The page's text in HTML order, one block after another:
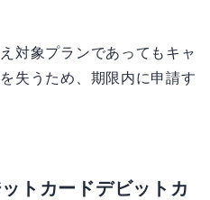
対象プランであってもキャ
失うため、期限内に申請す
トカードデビットカ